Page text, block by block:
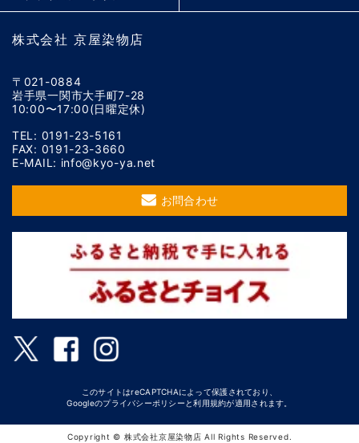
株式会社 京屋染物店
〒021-0884
岩手県一関市大手町7-28
10:00〜17:00(日曜定休)
TEL: 0191-23-5161
FAX: 0191-23-3660
E-MAIL: info@kyo-ya.net
お問合わせ
このサイトはreCAPTCHAによって保護されており、
Googleのプライバシーポリシー と利用規約が適用されます。
Copyright © 株式会社京屋染物店 All Rights Reserved.